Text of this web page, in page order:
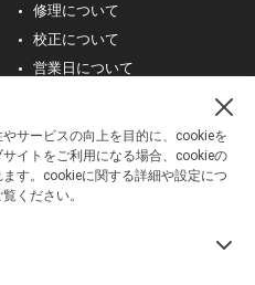
修理について
校正について
営業日について
ドを見る
サービスの向上を目的に、cookieを
イトをご利用になる場合、cookieの
す。cookieに関する詳細や設定につ
覧ください。